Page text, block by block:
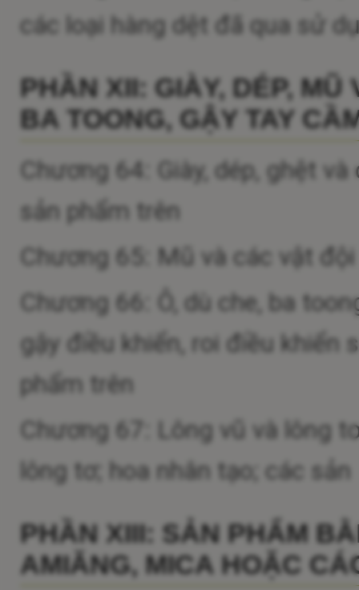
các loại hàng dệt đã qua sử
PHẦN XII: GIÀY, DÉP,
BA TOONG, GẬY TAY
Chương 64: Giày, dép, ghệt
sản phẩm trên
Chương 65: Mũ và các vật
Chương 66: Ô, dù che, ba
gậy điều khiển, roi điều khiển
phẩm trên
Chương 67: Lông vũ và lông
lông tơ; hoa nhân tạo; các
PHẦN XIII: SẢN PHẨM
AMIĂNG, MICA HOẶC